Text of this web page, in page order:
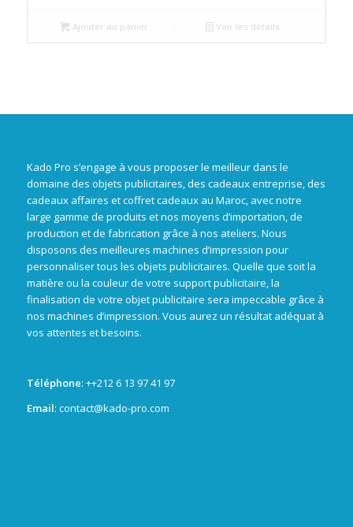
Ajouter au panier Voir les détails
Kado Pro s’engage à vous proposer le meilleur dans le
domaine des objets publicitaires, des cadeaux entreprise, des
cadeaux affaires et coffret cadeaux au Maroc, avec notre
large gamme de produits et nos moyens d’importation, de
production et de fabrication grâce à nos ateliers. Nous
disposons des meilleures machines d’impression pour
personnaliser tous les objets publicitaires. Quelle que soit la
matière ou la couleur de votre support publicitaire, la
finalisation de votre objet publicitaire sera impeccable grâce à
nos machines d’impression. Vous aurez un résultat adéquat à
vos attentes et besoins.
Téléphone: ++212 6 13 97 41 97
Email: contact@kado-pro.com